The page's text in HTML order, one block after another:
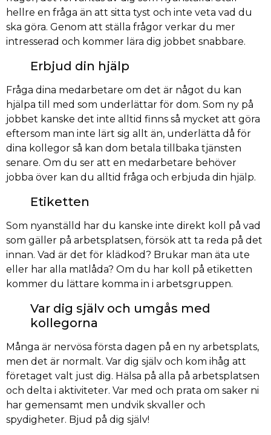
hellre en fråga än att sitta tyst och inte veta vad du
ska göra. Genom att ställa frågor verkar du mer
intresserad och kommer lära dig jobbet snabbare.
Erbjud din hjälp
Fråga dina medarbetare om det är något du kan
hjälpa till med som underlättar för dom. Som ny på
jobbet kanske det inte alltid finns så mycket att göra
eftersom man inte lärt sig allt än, underlätta då för
dina kollegor så kan dom betala tillbaka tjänsten
senare. Om du ser att en medarbetare behöver
jobba över kan du alltid fråga och erbjuda din hjälp.
Etiketten
Som nyanställd har du kanske inte direkt koll på vad
som gäller på arbetsplatsen, försök att ta reda på det
innan. Vad är det för klädkod? Brukar man äta ute
eller har alla matlåda? Om du har koll på etiketten
kommer du lättare komma in i arbetsgruppen.
Var dig själv och umgås med
kollegorna
Många är nervösa första dagen på en ny arbetsplats,
men det är normalt. Var dig själv och kom ihåg att
företaget valt just dig. Hälsa på alla på arbetsplatsen
och delta i aktiviteter. Var med och prata om saker ni
har gemensamt men undvik skvaller och
spydigheter. Bjud på dig själv!